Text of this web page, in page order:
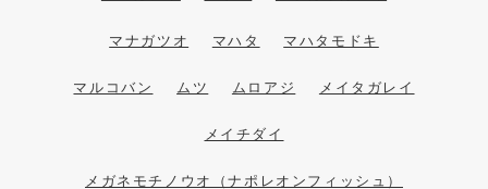
マナガツオ マハタ マハタモドキ
マルコバン ムツ ムロアジ メイタガレイ
メイチダイ
メガネモチノウオ（ナポレオンフィッシュ）